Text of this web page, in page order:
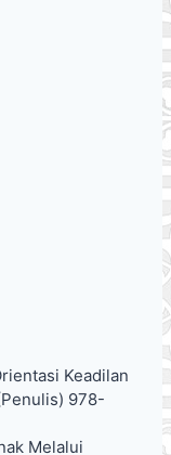
Keadilan
978-
Melalui